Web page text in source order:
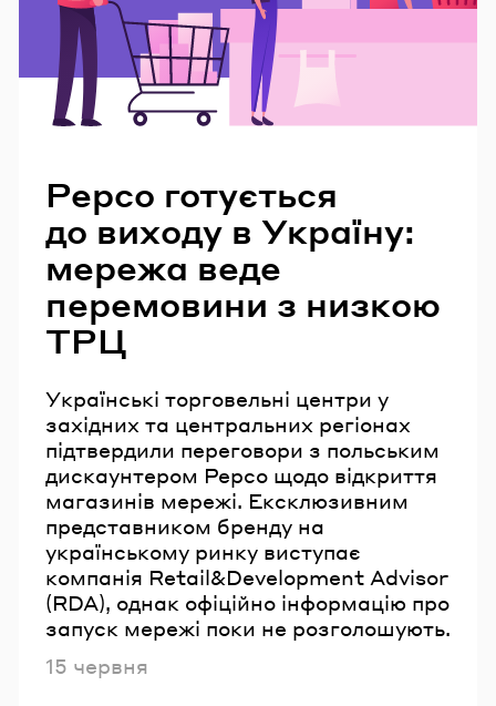
Pepco готується
до виходу в Україну:
мережа веде
перемовини з низкою
ТРЦ
Українські торговельні центри у
західних та центральних регіонах
підтвердили переговори з польським
дискаунтером Pepco щодо відкриття
магазинів мережі. Ексклюзивним
представником бренду на
українському ринку виступає
компанія Retail&Development Advisor
(RDA), однак офіційно інформацію про
запуск мережі поки не розголошують.
Опубліковано
15 червня